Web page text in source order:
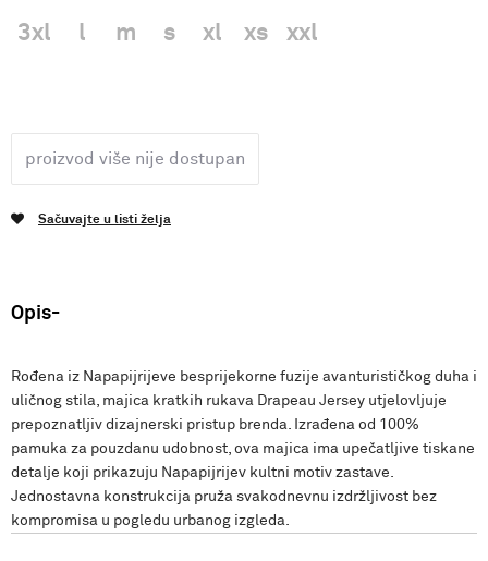
3xl l m s xl xs xxl
proizvod više nije dostupan
Sačuvajte u listi želja
Opis
Rođena iz Napapijrijeve besprijekorne fuzije avanturističkog duha i
uličnog stila, majica kratkih rukava Drapeau Jersey utjelovljuje
prepoznatljiv dizajnerski pristup brenda. Izrađena od 100%
pamuka za pouzdanu udobnost, ova majica ima upečatljive tiskane
detalje koji prikazuju Napapijrijev kultni motiv zastave.
Jednostavna konstrukcija pruža svakodnevnu izdržljivost bez
kompromisa u pogledu urbanog izgleda.